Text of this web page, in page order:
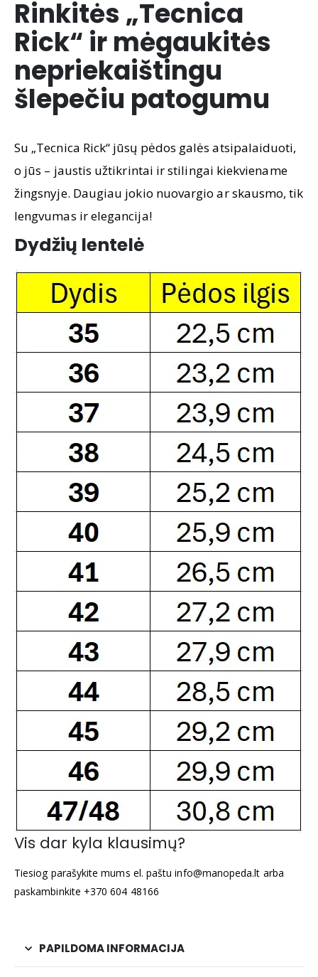
Rinkitės „Tecnica
Rick“ ir mėgaukitės
nepriekaištingu
šlepečiu patogumu
Su „Tecnica Rick“ jūsų pėdos galės atsipalaiduoti,
o jūs – jaustis užtikrintai ir stilingai kiekviename
žingsnyje. Daugiau jokio nuovargio ar skausmo, tik
lengvumas ir elegancija!
Dydžių lentelė
Vis dar kyla klausimų?
Tiesiog parašykite mums el. paštu info@manopeda.lt arba
paskambinkite +370 604 48166
PAPILDOMA INFORMACIJA